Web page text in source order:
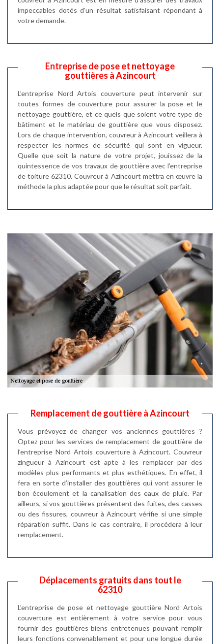
impeccables dotés d’un résultat satisfaisant répondant à
votre demande.
Entreprise de pose et nettoyage
gouttières à Azincourt
L’entreprise Nord Artois couverture peut intervenir sur
toutes formes de couverture pour assurer la pose et le
nettoyage gouttière, et ce quels que soient votre type de
bâtiment et le matériau de gouttière que vous disposez.
Lors de chaque intervention, couvreur à Azincourt veillera à
respecter les normes de sécurité qui sont en vigueur.
Quelle que soit la nature de votre projet, jouissez de la
quintessence de vos travaux de gouttière avec l’entreprise
de toiture 62310. Couvreur à Azincourt mettra en œuvre la
méthode la plus adaptée pour que le résultat soit parfait.
Remplacement de gouttière à Azincourt
Vous prévoyez de changer vos anciennes gouttières ?
Optez pour les services de remplacement de gouttière de
l’entreprise Nord Artois couverture à Azincourt. Couvreur
zingueur à Azincourt est apte à les remplacer par des
modèles plus performants et plus esthétiques. En effet, il
fera en sorte d’installer des gouttières qui vont assurer le
bon écoulement et la canalisation des eaux de pluie. Par
ailleurs, si vos gouttières présentent des fuites, des casses
ou des fissures, couvreur à Azincourt vérifie si une simple
réparation suffit. Dans le cas contraire, il procédera à leur
remplacement.
Déplacements gratuits dans tout le
62310
L’entreprise de pose et nettoyage gouttière Nord Artois
couverture est entièrement à votre service pour vous
fournir des gouttières biens entretenues pouvant remplir
leurs fonctions convenablement et pour une longue durée